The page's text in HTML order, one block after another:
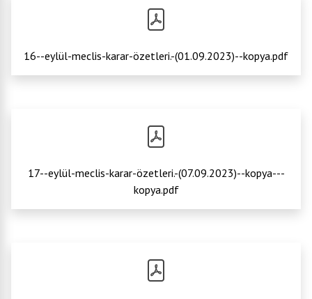
16--eylül-meclis-karar-özetleri.-(01.09.2023)--kopya.pdf
17--eylül-meclis-karar-özetleri.-(07.09.2023)--kopya---
kopya.pdf